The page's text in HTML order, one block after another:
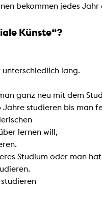
bekommen jedes Jahr
Künste“?
unterschiedlich lang.
ganz neu mit dem
studieren bis man
lernen will,
Studium oder man